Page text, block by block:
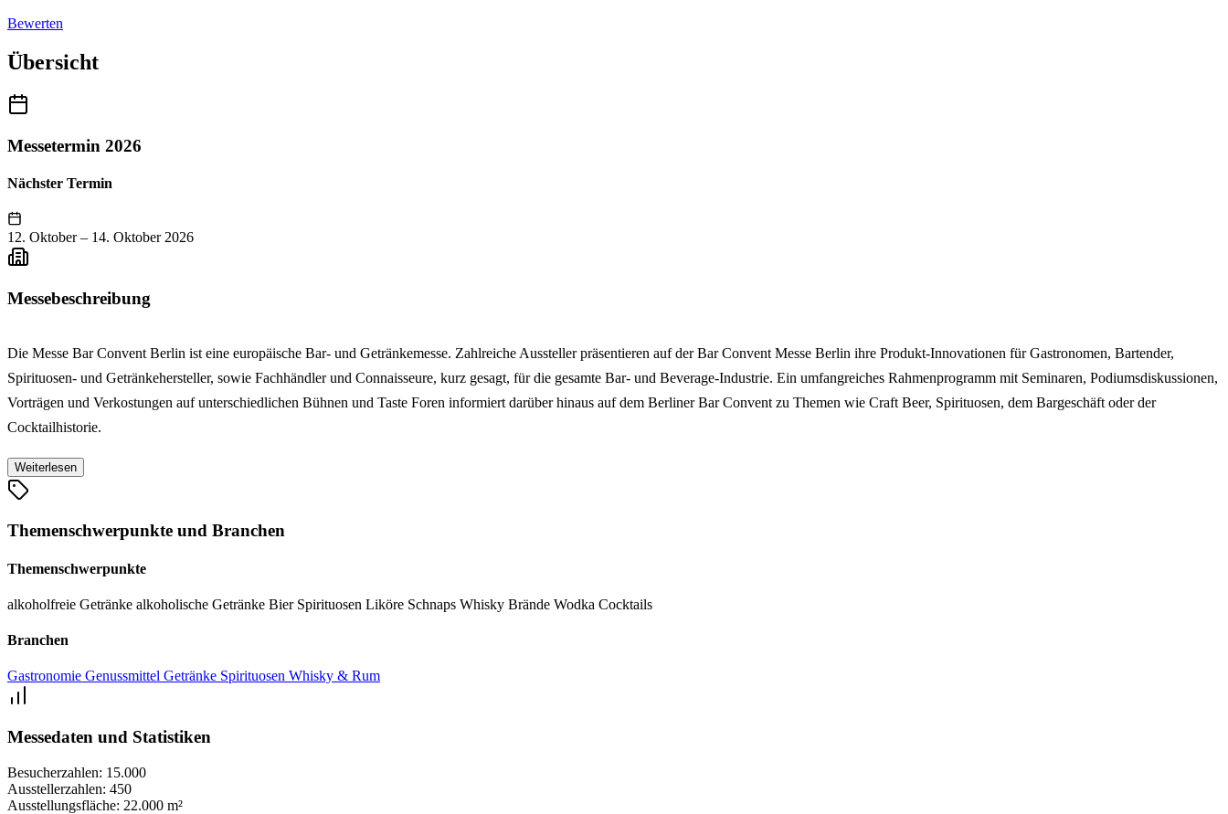
Bewerten
Übersicht
Messetermin 2026
Nächster Termin
12. Oktober – 14. Oktober 2026
Messebeschreibung
Die Messe Bar Convent Berlin ist eine europäische Bar- und Getränkemesse. Zahlreiche Aussteller präsentieren auf der Bar Convent Messe Berlin ihre Produkt-Innovationen für Gastronomen, Bartender,
Spirituosen- und Getränkehersteller, sowie Fachhändler und Connaisseure, kurz gesagt, für die gesamte Bar- und Beverage-Industrie. Ein umfangreiches Rahmenprogramm mit Seminaren, Podiumsdiskussionen,
Vorträgen und Verkostungen auf unterschiedlichen Bühnen und Taste Foren informiert darüber hinaus auf dem Berliner Bar Convent zu Themen wie Craft Beer, Spirituosen, dem Bargeschäft oder der
Cocktailhistorie.
Weiterlesen
Themenschwerpunkte und Branchen
Themenschwerpunkte
alkoholfreie Getränke alkoholische Getränke Bier Spirituosen Liköre Schnaps Whisky Brände Wodka Cocktails
Branchen
Gastronomie Genussmittel Getränke Spirituosen Whisky & Rum
Messedaten und Statistiken
Besucherzahlen: 15.000
Ausstellerzahlen: 450
Ausstellungsfläche: 22.000 m²